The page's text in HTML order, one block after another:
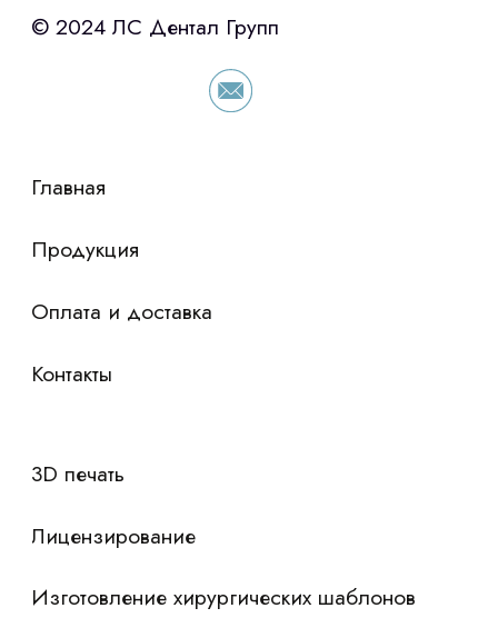
«Уралпромлизинг» подберем выгодные
условия по лизингу оборудования,
просто оставьте контакты чтобы мы
сориентировали по условиям